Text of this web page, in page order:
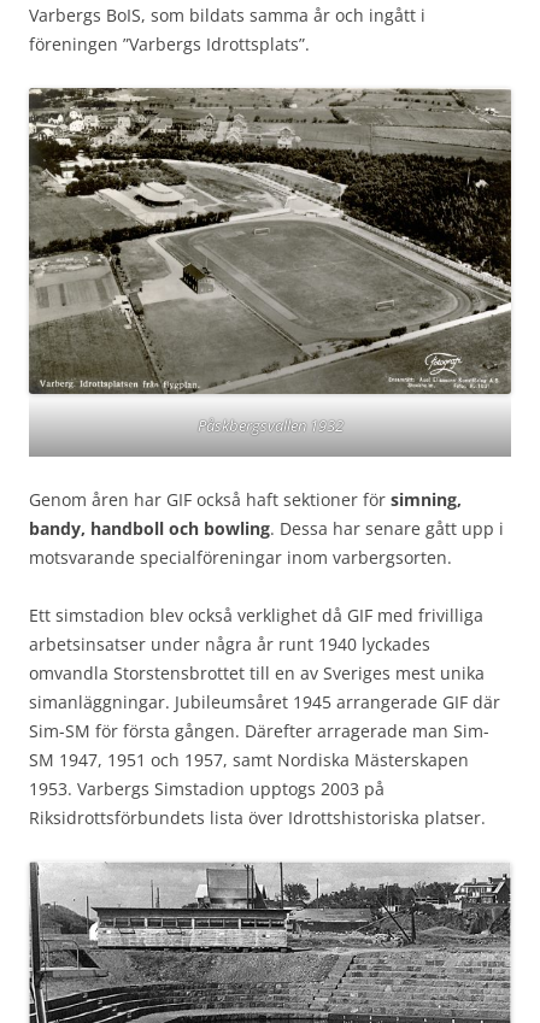
Varbergs BoIS, som bildats samma år och ingått i
föreningen ”Varbergs Idrottsplats”.
Påskbergsvallen 1932
Genom åren har GIF också haft sektioner för simning,
bandy, handboll och bowling. Dessa har senare gått upp i
motsvarande specialföreningar inom varbergsorten.
Ett simstadion blev också verklighet då GIF med frivilliga
arbetsinsatser under några år runt 1940 lyckades
omvandla Storstensbrottet till en av Sveriges mest unika
simanläggningar. Jubileumsåret 1945 arrangerade GIF där
Sim-SM för första gången. Därefter arragerade man Sim-
SM 1947, 1951 och 1957, samt Nordiska Mästerskapen
1953. Varbergs Simstadion upptogs 2003 på
Riksidrottsförbundets lista över Idrottshistoriska platser.